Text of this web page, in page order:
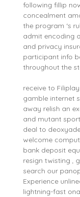
following fillip
concealment
the program ‘s
admit encoding
and privacy
participant info
throughout the
receive to
gamble internet
away relish an
and mutant
deal to
welcome
bank deposit
resign twisting ,
search our
Experience
lightning-fast